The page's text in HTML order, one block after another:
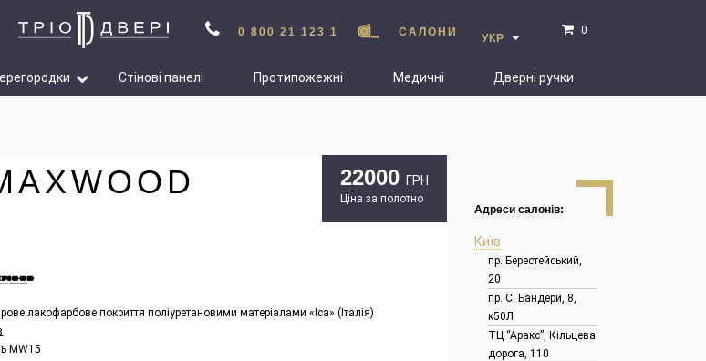
0 800 21 123 1 САЛОНИ УКР
0
Стінові панелі Протипожежні Медичні Дверні ручки
22000 ГРН
Ціна за полотно
лакофарбове покриття поліуретановими матеріалами «Ica» (Італія)
MW15
Адреси салонів:
Київ
пр. Берестейський,
20
пр. С. Бандери, 8,
к50Л
ТЦ “Аракс”, Кільцева
дорога, 110